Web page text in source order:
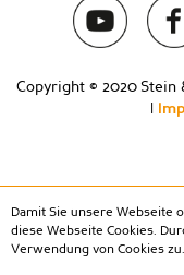
Copyright © 2020 Stein
Damit Sie unsere Webseite
diese Webseite Cookies.
Verwendung von Cookies zu.